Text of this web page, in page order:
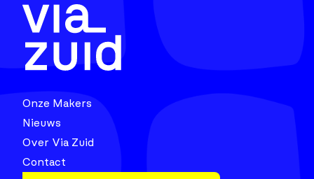
Onze Makers
Nieuws
Over Via Zuid
Contact